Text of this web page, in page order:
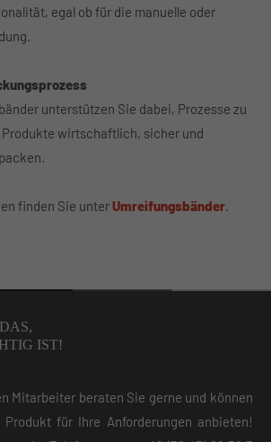
egal ob für die manuelle oder
unterstützen Sie dabei, Prozesse zu
wirtschaftlich, sicher und
finden Sie unterUmreifungsbänder.
IST!
Mitarbeiter beraten Sie gerne und können
für Ihre Anforderungen anbieten!